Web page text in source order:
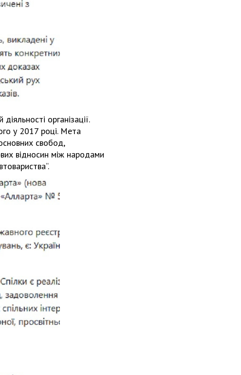
організації.
у 2017 році. Мета
свобод,
відносин між народами